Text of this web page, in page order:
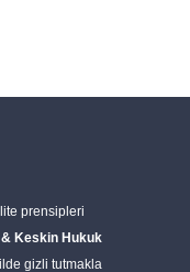
prensipleri
Keskin Hukuk
gizli tutmakla